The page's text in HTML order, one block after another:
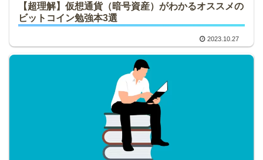
【超理解】仮想通貨（暗号資産）がわかるオススメの
ビットコイン勉強本3選
2023.10.27